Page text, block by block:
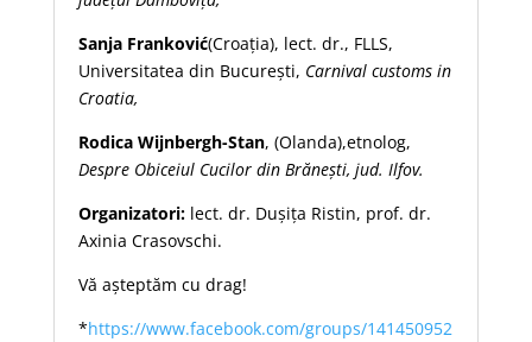
Sanja Franković(Croația), lect. dr., FLLS,
Universitatea din București, Carnival customs in
Croatia,
Rodica Wijnbergh-Stan, (Olanda),etnolog,
Despre Obiceiul Cucilor din Brănești, jud. Ilfov.
Organizatori: lect. dr. Dușița Ristin, prof. dr.
Axinia Crasovschi.
Vă așteptăm cu drag!
*https://www.facebook.com/groups/141450952